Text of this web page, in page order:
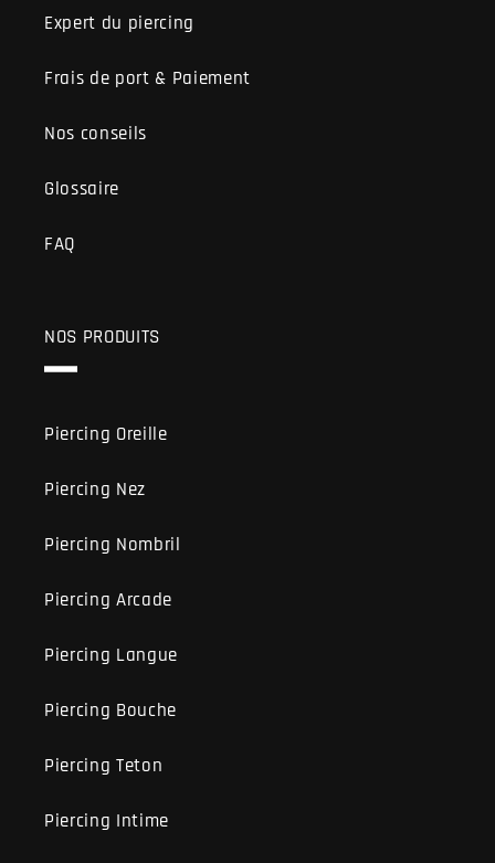
Expert du piercing
Frais de port & Paiement
Nos conseils
Glossaire
FAQ
NOS PRODUITS
Piercing Oreille
Piercing Nez
Piercing Nombril
Piercing Arcade
Piercing Langue
Piercing Bouche
Piercing Teton
Piercing Intime